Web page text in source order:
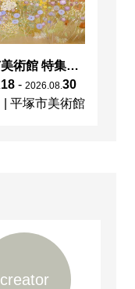
平塚市美術館 特集展 花の表現、その多様性／特別展示 新収蔵品展
18 - 2026 08 30
平塚市美術館
creator